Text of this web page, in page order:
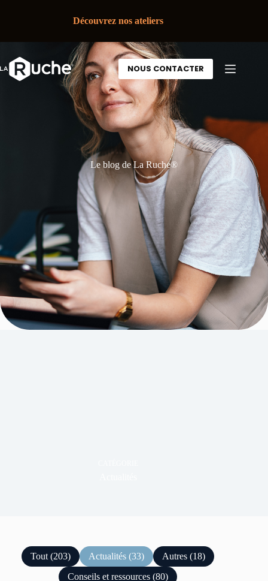
Découvrez nos ateliers
NOUS CONTACTER
Le blog de La Ruche®
Tout (203) Actualités (33)
Autres (18)
Conseils et ressources (80)